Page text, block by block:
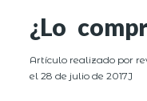
¿Lo
Artículo realizado por
el 28 de julio de 2017J